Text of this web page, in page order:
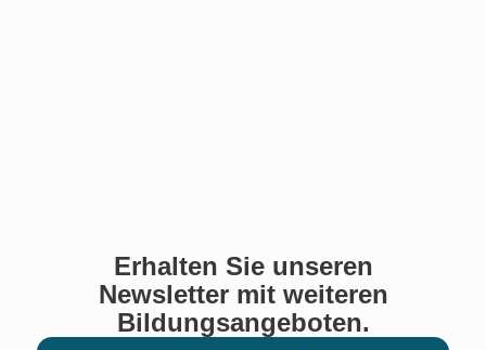
Erhalten Sie unseren
Newsletter mit weiteren
Bildungsangeboten.